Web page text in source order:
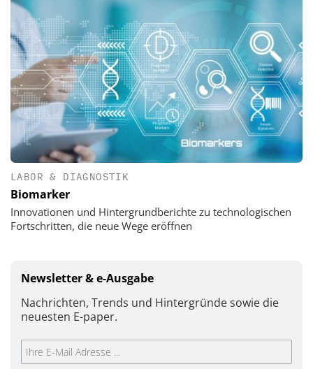
LABOR & DIAGNOSTIK
Biomarker
Innovationen und Hintergrundberichte zu technologischen
Fortschritten, die neue Wege eröffnen
Newsletter & e-Ausgabe
Nachrichten, Trends und Hintergründe sowie die
neuesten E-paper.